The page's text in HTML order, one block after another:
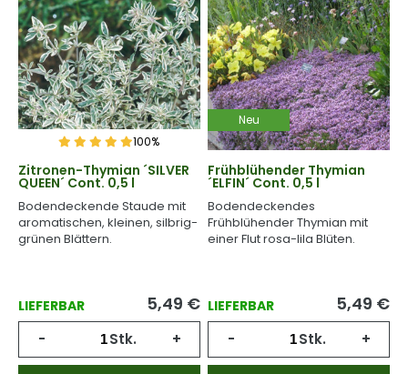
100%
Zitronen-Thymian ´SILVER
QUEEN´ Cont. 0,5 l
Bodendeckende Staude mit
aromatischen, kleinen, silbrig-
grünen Blättern.
LIEFERBAR 5,49 €
- Stk. +
Neu
Frühblühender Thymian
´ELFIN´ Cont. 0,5 l
Bodendeckendes
Frühblühender Thymian mit
einer Flut rosa-lila Blüten.
LIEFERBAR 5,49 €
- Stk. +